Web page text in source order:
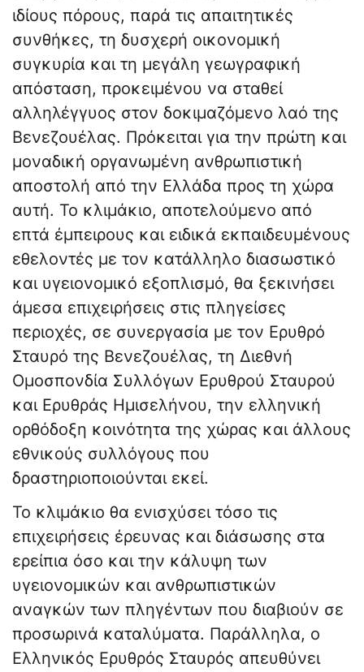
ιδίους πόρους, παρά τις απαιτητικές
συνθήκες, τη δυσχερή οικονομική
συγκυρία και τη μεγάλη γεωγραφική
απόσταση, προκειμένου να σταθεί
αλληλέγγυος στον δοκιμαζόμενο λαό της
Βενεζουέλας. Πρόκειται για την πρώτη και
μοναδική οργανωμένη ανθρωπιστική
αποστολή από την Ελλάδα προς τη χώρα
αυτή. Το κλιμάκιο, αποτελούμενο από
επτά έμπειρους και ειδικά εκπαιδευμένους
εθελοντές με τον κατάλληλο διασωστικό
και υγειονομικό εξοπλισμό, θα ξεκινήσει
άμεσα επιχειρήσεις στις πληγείσες
περιοχές, σε συνεργασία με τον Ερυθρό
Σταυρό της Βενεζουέλας, τη Διεθνή
Ομοσπονδία Συλλόγων Ερυθρού Σταυρού
και Ερυθράς Ημισελήνου, την ελληνική
ορθόδοξη κοινότητα της χώρας και άλλους
εθνικούς συλλόγους που
δραστηριοποιούνται εκεί.
Το κλιμάκιο θα ενισχύσει τόσο τις
επιχειρήσεις έρευνας και διάσωσης στα
ερείπια όσο και την κάλυψη των
υγειονομικών και ανθρωπιστικών
αναγκών των πληγέντων που διαβιούν σε
προσωρινά καταλύματα. Παράλληλα, ο
Ελληνικός Ερυθρός Σταυρός απευθύνει